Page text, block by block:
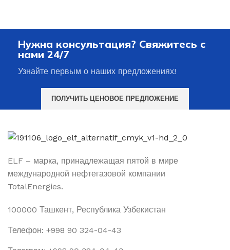
Нужна консультация? Свяжитесь с
нами 24/7
Узнайте первым о наших предложениях!
ПОЛУЧИТЬ ЦЕНОВОЕ ПРЕДЛОЖЕНИЕ
ELF – марка, принадлежащая пятой в мире
международной нефтегазовой компании
TotalEnergies.
100000 Ташкент, Республика Узбекистан
Телефон: +998 90 324-04-43